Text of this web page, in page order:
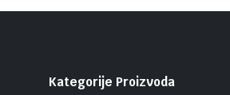
Kategorije Proizvoda